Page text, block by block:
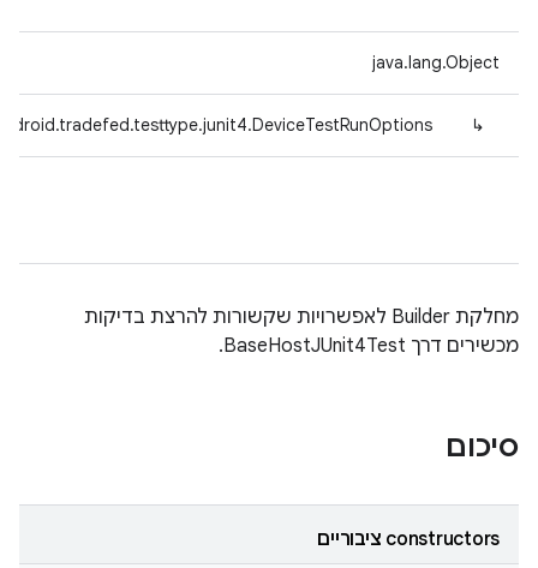
java.lang.Object
↳
מחלקת Builder לאפשרויות שקשורות להרצת בדיקות
מכשירים דרך BaseHostJUnit4Test.
סיכום
‫constructors ציבוריים